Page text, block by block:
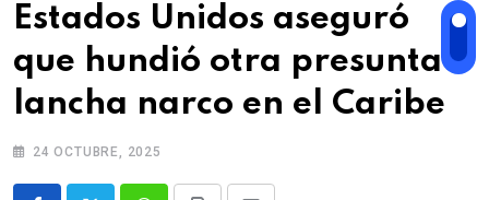
Estados Unidos aseguró
que hundió otra presunta
lancha narco en el Caribe
24 OCTUBRE, 2025